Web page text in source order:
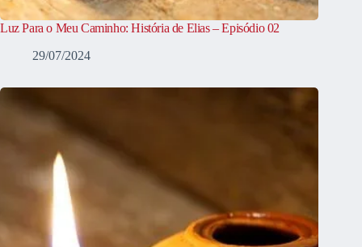
Luz Para o Meu Caminho: História de Elias – Episódio 02
29/07/2024